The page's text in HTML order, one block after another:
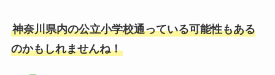
神奈川県内の公立小学校通っている可能性もある
のかもしれませんね！